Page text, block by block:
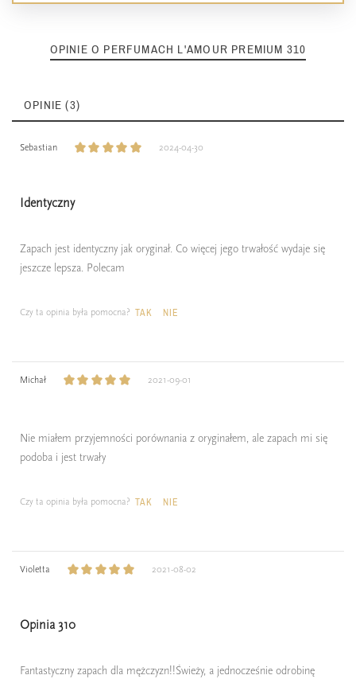
OPINIE O PERFUMACH L'AMOUR PREMIUM 310
OPINIE (3)
Sebastian 2024-04-30
Identyczny
Zapach jest identyczny jak oryginał. Co więcej jego trwałość wydaje się
jeszcze lepsza. Polecam
Czy ta opinia była pomocna? TAK NIE
Michał 2021-09-01
Nie miałem przyjemności porównania z oryginałem, ale zapach mi się
podoba i jest trwały
Czy ta opinia była pomocna? TAK NIE
Violetta 2021-08-02
Opinia 310
Fantastyczny zapach dla mężczyzn!!Świeży, a jednocześnie odrobinę